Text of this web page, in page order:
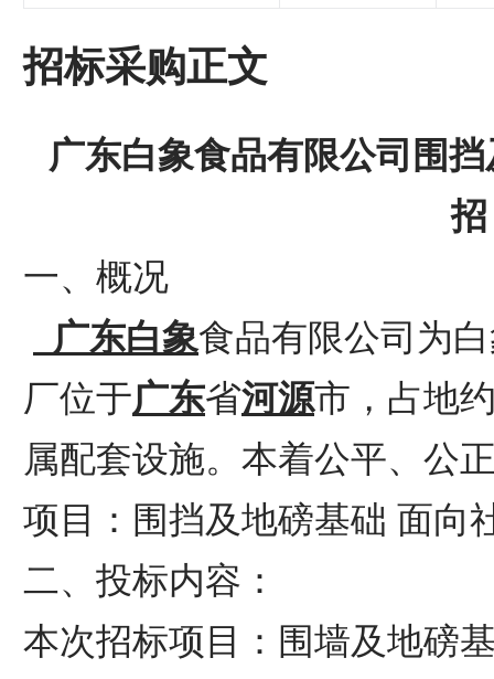
招标采购正文
广东白象食品有限公司围
招
一、概况
广东白象食品有限公司为
厂位于广东省河源市，占地
属配套设施。本着公平、公
项目：围挡及地磅基础 面向
二、投标内容：
本次招标项目：围墙及地磅